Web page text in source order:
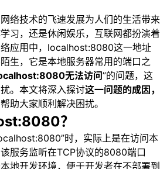
络技术的飞速发展为人们的生活带来
习，还是休闲娱乐，互联网都扮演着
应用中，localhost:8080这一地址
生，它是本地服务器常用的端口之
无法访问”的问题，这
。本文将深入探讨这一问题的成因，
助大家顺利解决困扰。
？
时，实际上是在访问本
服务监听在TCP协议的8080端口
地开发环境，便于开发者在不部署到